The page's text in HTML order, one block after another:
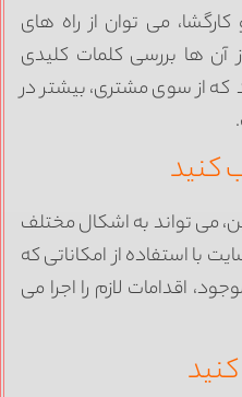
می توان از راه های
ها بررسی کلمات کلیدی
از سوی مشتری، بیشتر در
تواند به اشکال مختلف
استفاده از امکاناتی که
اقدامات لازم را اجرا می